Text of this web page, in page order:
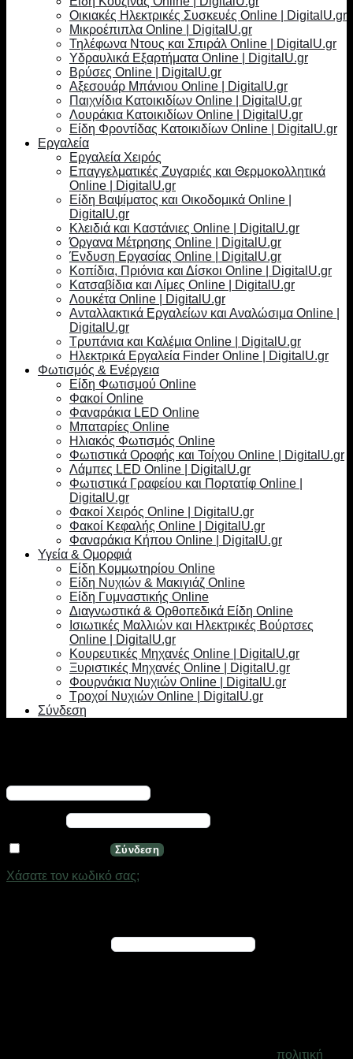
Οικιακές Ηλεκτρικές Συσκευές Online | DigitalU.gr
Μικροέπιπλα Online | DigitalU.gr
Τηλέφωνα Ντους και Σπιράλ Online | DigitalU.gr
Υδραυλικά Εξαρτήματα Online | DigitalU.gr
Βρύσες Online | DigitalU.gr
Αξεσουάρ Μπάνιου Online | DigitalU.gr
Παιχνίδια Κατοικιδίων Online | DigitalU.gr
Λουράκια Κατοικιδίων Online | DigitalU.gr
Είδη Φροντίδας Κατοικιδίων Online | DigitalU.gr
Εργαλεία
Εργαλεία Χειρός
Επαγγελματικές Ζυγαριές και Θερμοκολλητικά
Online | DigitalU.gr
Είδη Βαψίματος και Οικοδομικά Online |
DigitalU.gr
Κλειδιά και Καστάνιες Online | DigitalU.gr
Όργανα Μέτρησης Online | DigitalU.gr
Ένδυση Εργασίας Online | DigitalU.gr
Κοπίδια, Πριόνια και Δίσκοι Online | DigitalU.gr
Κατσαβίδια και Λίμες Online | DigitalU.gr
Λουκέτα Online | DigitalU.gr
Ανταλλακτικά Εργαλείων και Αναλώσιμα Online |
DigitalU.gr
Τρυπάνια και Καλέμια Online | DigitalU.gr
Ηλεκτρικά Εργαλεία Finder Online | DigitalU.gr
Φωτισμός & Ενέργεια
Είδη Φωτισμού Online
Φακοί Online
Φαναράκια LED Online
Μπαταρίες Online
Ηλιακός Φωτισμός Online
Φωτιστικά Οροφής και Τοίχου Online | DigitalU.gr
Λάμπες LED Online | DigitalU.gr
Φωτιστικά Γραφείου και Πορτατίφ Online |
DigitalU.gr
Φακοί Χειρός Online | DigitalU.gr
Φακοί Κεφαλής Online | DigitalU.gr
Φαναράκια Κήπου Online | DigitalU.gr
Υγεία & Ομορφιά
Είδη Κομμωτηρίου Online
Είδη Νυχιών & Μακιγιάζ Online
Είδη Γυμναστικής Online
Διαγνωστικά & Ορθοπεδικά Είδη Online
Ισιωτικές Μαλλιών και Ηλεκτρικές Βούρτσες
Online | DigitalU.gr
Κουρευτικές Μηχανές Online | DigitalU.gr
Ξυριστικές Μηχανές Online | DigitalU.gr
Φουρνάκια Νυχιών Online | DigitalU.gr
Τροχοί Νυχιών Online | DigitalU.gr
Σύνδεση
Απαιτείται
Σύνδεση
Χάσατε τον κωδικό σας;
Απαιτείται
πολιτική